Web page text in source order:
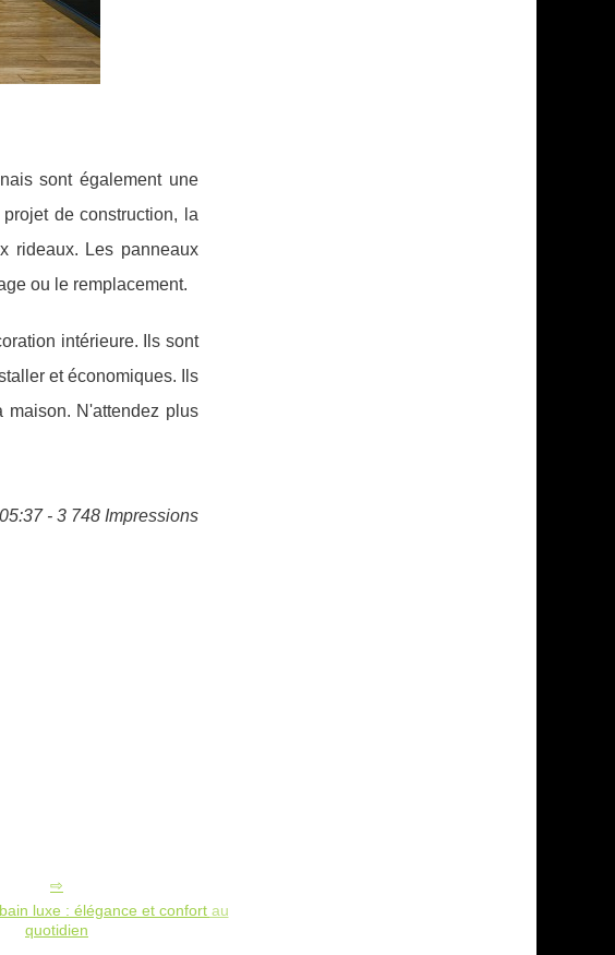
sont également une
de construction, la
rideaux. Les panneaux
ou le remplacement.
intérieure. Ils sont
et économiques. Ils
N'attendez plus
- 3 748 Impressions
luxe : élégance et confort au
quotidien